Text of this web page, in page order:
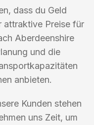
dass du Geld
attraktive Preise für
Aberdeenshire
und die
anbieten.
Kunden stehen
uns Zeit, um